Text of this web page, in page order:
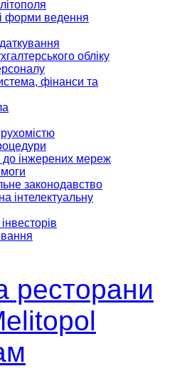
форми ведення
обліку
фінанси та
до інжерених мереж
законодавство
інтелектуальну
ресторани